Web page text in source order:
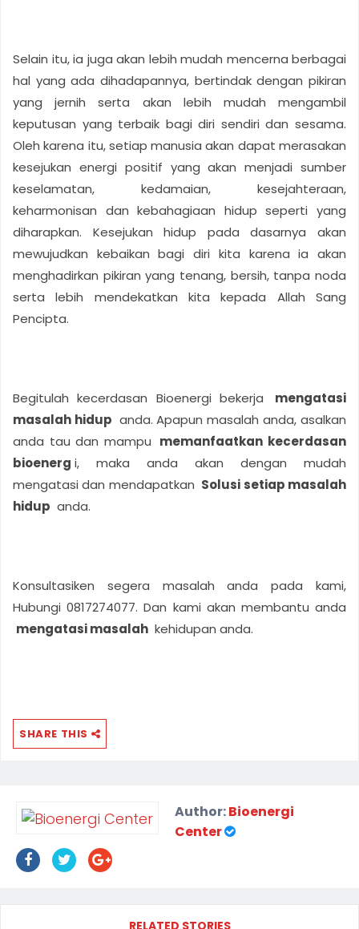
Selain itu, ia juga akan lebih mudah mencerna berbagai
hal yang ada dihadapannya, bertindak dengan pikiran
yang jernih serta akan lebih mudah mengambil
keputusan yang terbaik bagi diri sendiri dan sesama.
Oleh karena itu, setiap manusia akan dapat merasakan
kesejukan energi positif yang akan menjadi sumber
keselamatan, kedamaian, kesejahteraan,
keharmonisan dan kebahagiaan hidup seperti yang
diharapkan. Kesejukan hidup pada dasarnya akan
mewujudkan kebaikan bagi diri kita karena ia akan
menghadirkan pikiran yang tenang, bersih, tanpa noda
serta lebih mendekatkan kita kepada Allah Sang
Pencipta.
Begitulah kecerdasan Bioenergi bekerja
mengatasi
masalah hidup anda. Apapun masalah anda, asalkan
anda tau dan mampu memanfaatkan kecerdasan
bioenerg i, maka anda akan dengan mudah
mengatasi dan mendapatkan Solusi setiap masalah
hidup anda.
Konsultasiken segera masalah anda pada kami,
Hubungi 0817274077. Dan kami akan membantu anda
mengatasi masalah kehidupan anda.
SHARE THIS
Author:Bioenergi
Center